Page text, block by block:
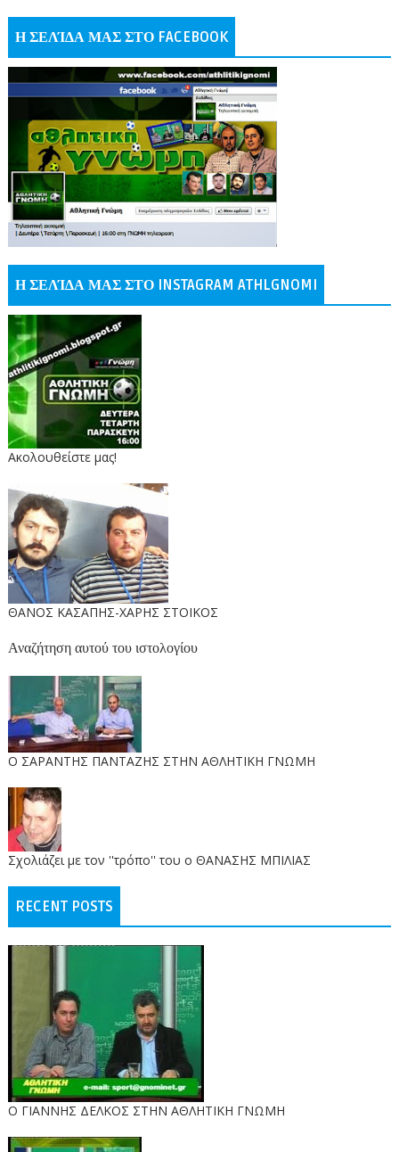
Η ΣΕΛΊΔΑ ΜΑΣ ΣΤΟ FACEBOOK
Η ΣΕΛΊΔΑ ΜΑΣ ΣΤΟ INSTAGRAM ATHLGNOMI
Ακολουθείστε μας!
ΘΑΝΟΣ ΚΑΣΑΠΗΣ-ΧΑΡΗΣ ΣΤΟΙΚΟΣ
Αναζήτηση αυτού του ιστολογίου
O ΣΑΡΑΝΤΗΣ ΠΑΝΤΑΖΗΣ ΣΤΗΝ ΑΘΛΗΤΙΚΗ ΓΝΩΜΗ
Σχολιάζει με τον ''τρόπο'' του ο ΘΑΝΑΣΗΣ ΜΠΙΛΙΑΣ
RECENT POSTS
Ο ΓΙΑΝΝΗΣ ΔΕΛΚΟΣ ΣΤΗΝ ΑΘΛΗΤΙΚΗ ΓΝΩΜΗ